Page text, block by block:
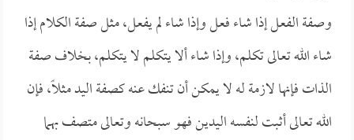
وصفة الفعل إذا شاء فعل وإذا شاء لم يفعل، مثل صفة الكلام إذا
شاء الله تعالى تكلم، وإذا شاء ألا يتكلم لا يتكلم، بخلاف صفة
الذات فإنها لازمة له لا يمكن أن تنفك عنه كصفة اليد مثلاً، فإن
الله تعالى أثبت لنفسه اليدين فهو سبحانه وتعالى متصف بهما